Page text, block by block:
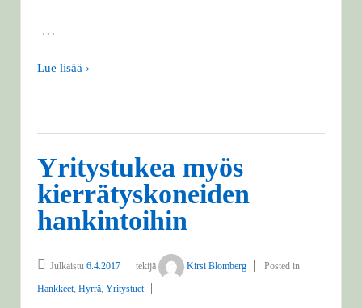
…
Lue lisää ›
Yritystukea myös
kierrätyskoneiden
hankintoihin
Julkaistu 6.4.2017 tekijä Kirsi Blomberg Posted in
Hankkeet, Hyrrä, Yritystuet